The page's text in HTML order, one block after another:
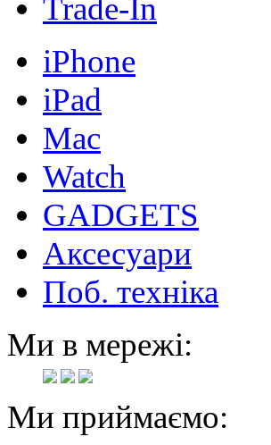
Trade-In
iPhone
iPad
Mac
Watch
GADGETS
Аксесуари
Поб. техніка
Ми в мережі:
Ми приймаємо: